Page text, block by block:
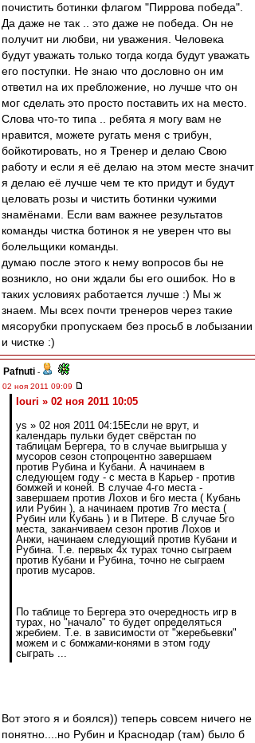
почистить ботинки флагом "Пиррова победа".
Да даже не так .. это даже не победа. Он не
получит ни любви, ни уважения. Человека
будут уважать только тогда когда будут уважать
его поступки. Не знаю что дословно он им
ответил на их пребложение, но лучше что он
мог сделать это просто поставить их на место.
Слова что-то типа .. ребята я могу вам не
нравится, можете ругать меня с трибун,
бойкотировать, но я Тренер и делаю Свою
работу и если я её делаю на этом месте значит
я делаю её лучше чем те кто придут и будут
целовать розы и чистить ботинки чужими
знамёнами. Если вам важнее результатов
команды чистка ботинок я не уверен что вы
болельщики команды.
думаю после этого к нему вопросов бы не
возникло, но они ждали бы его ошибок. Но в
таких условиях работается лучше :) Мы ж
знаем. Мы всех почти тренеров через такие
мясорубки пропускаем без просьб в лобызании
и чистке :)
Pafnuti -
02 ноя 2011 09:09
Iouri » 02 ноя 2011 10:05
ys » 02 ноя 2011 04:15Если не врут, и
календарь пульки будет свёрстан по
таблицам Бергера, то в случае выигрыша у
мусоров сезон стопроцентно завершаем
против Рубина и Кубани. А начинаем в
следующем году - с места в Карьер - против
бомжей и коней. В случае 4-го места -
завершаем против Лохов и 6го места ( Кубань
или Рубин ), а начинаем против 7го места (
Рубин или Кубань ) и в Питере. В случае 5го
места, заканчиваем сезон против Лохов и
Анжи, начинаем следующий против Кубани и
Рубина. Т.е. первых 4х турах точно сыграем
против Кубани и Рубина, точно не сыграем
против мусаров.
По таблице то Бергера это очередность игр в
турах, но "начало" то будет определяться
жребием. Т.е. в зависимости от "жеребьевки"
можем и с бомжами-конями в этом году
сыграть ...
Вот этого я и боялся)) теперь совсем ничего не
понятно....но Рубин и Краснодар (там) было б